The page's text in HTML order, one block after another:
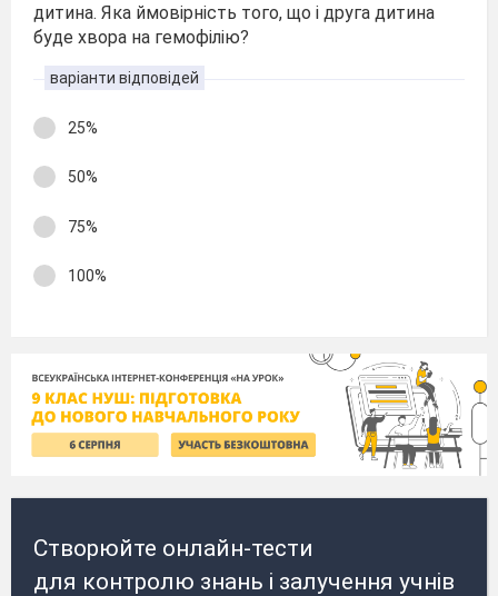
дитина. Яка ймовірність того, що і друга дитина
буде хвора на гемофілію?
варіанти відповідей
25%
50%
75%
100%
Створюйте онлайн-тести
для контролю знань і залучення учнів